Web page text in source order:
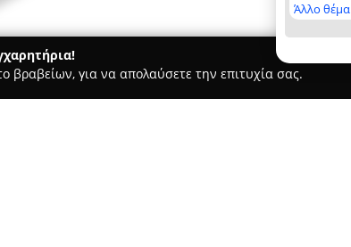
Άλλο θέμα
βραβείων, για να απολαύσετε την επιτυχία σας.